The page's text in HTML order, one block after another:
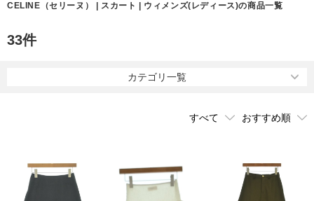
CELINE （セリーヌ） | スカート | ウィメンズ(レディース)の商品一覧
33件
カテゴリ一覧